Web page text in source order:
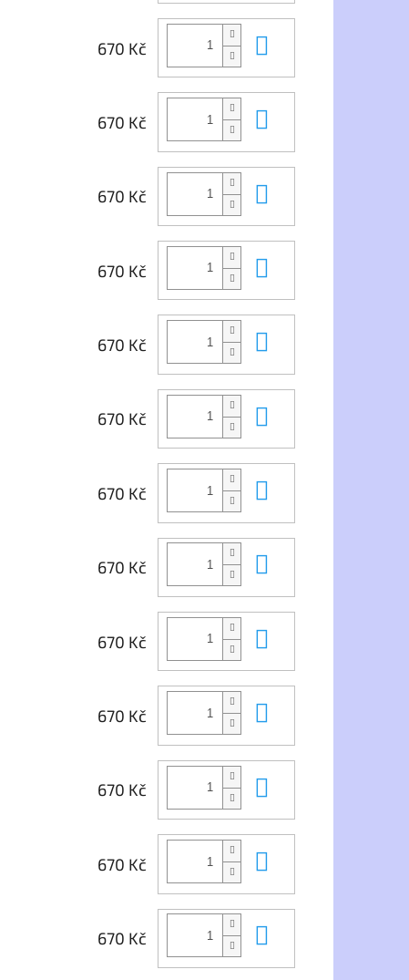
670 Kč
670 Kč
670 Kč
670 Kč
670 Kč
670 Kč
670 Kč
670 Kč
670 Kč
670 Kč
670 Kč
670 Kč
670 Kč